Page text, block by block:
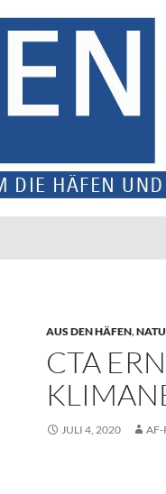
AUS DEN HÄFEN,
CTA
JULI 4, 2020 AF-